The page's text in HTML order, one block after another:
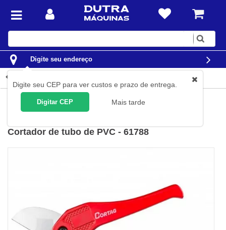
Digite
Digite seu endereço
Digite seu CEP para ver custos e prazo de entrega.
Digitar CEP Mais tarde
Ferramentas Ferramentas Manuais Corta-Tubos
Cortador de tubo de PVC - 61788